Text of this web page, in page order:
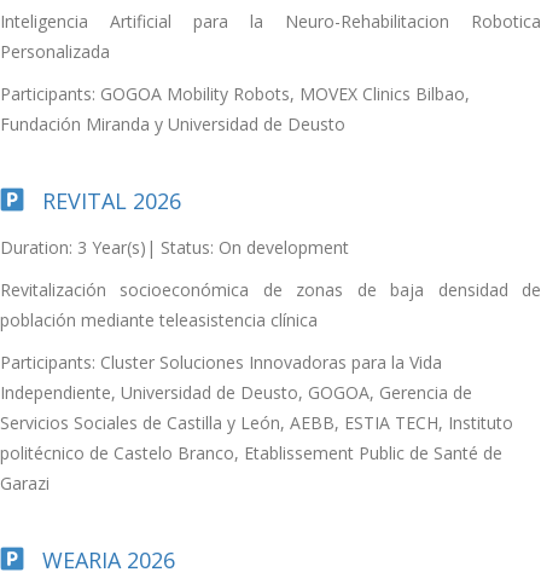
Inteligencia Artificial para la Neuro-Rehabilitacion Robotica
Personalizada
Participants: GOGOA Mobility Robots, MOVEX Clinics Bilbao,
Fundación Miranda y Universidad de Deusto
REVITAL 2026
Duration: 3 Year(s)| Status: On development
Revitalización socioeconómica de zonas de baja densidad de
población mediante teleasistencia clínica
Participants: Cluster Soluciones Innovadoras para la Vida
Independiente, Universidad de Deusto, GOGOA, Gerencia de
Servicios Sociales de Castilla y León, AEBB, ESTIA TECH, Instituto
politécnico de Castelo Branco, Etablissement Public de Santé de
Garazi
WEARIA 2026